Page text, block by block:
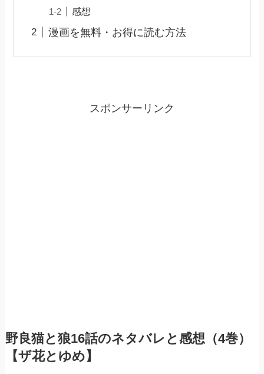
感想
漫画を無料・お得に読む方法
スポンサーリンク
野良猫と狼16話のネタバレと感想（4巻）
【ザ花とゆめ】